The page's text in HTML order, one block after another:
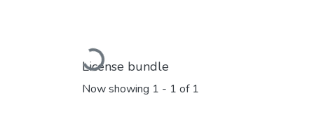
Loading...
License bundle
Now showing 1 - 1 of 1